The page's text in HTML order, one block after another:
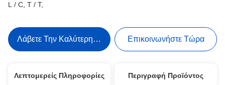
L / C, T / T,
Λάβετε Την Καλύτερη Τιμή Επικοινωνήστε Τώρα
Λεπτομερείς Πληροφορίες Περιγραφή Προϊόντος